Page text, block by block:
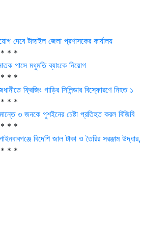
দেবে টাঙ্গাইল জেলা প্রশাসকের কার্যালয়
* *
পাসে মধুমতি ব্যাংকে নিয়োগ
* *
ফ্রিজিং গাড়ির সিলিন্ডার বিস্ফোরণে নিহত ১
* *
৩ জনকে পুশইনের চেষ্টা প্রতিহত করল বিজিবি
* *
বিদেশি জাল টাকা ও তৈরির সরঞ্জাম
* *